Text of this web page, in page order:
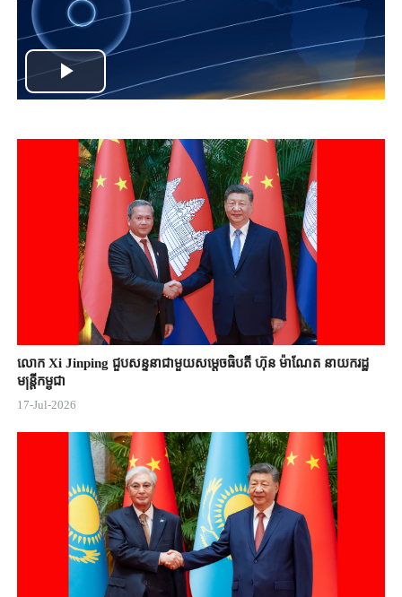
Play
Video
លោក Xi Jinping ជួបសន្ទនាជាមួយសម្តេចធិបតី ហ៊ុន ម៉ាណែត នាយករដ្ឋ
មន្ត្រីកម្ពុជា
17-Jul-2026